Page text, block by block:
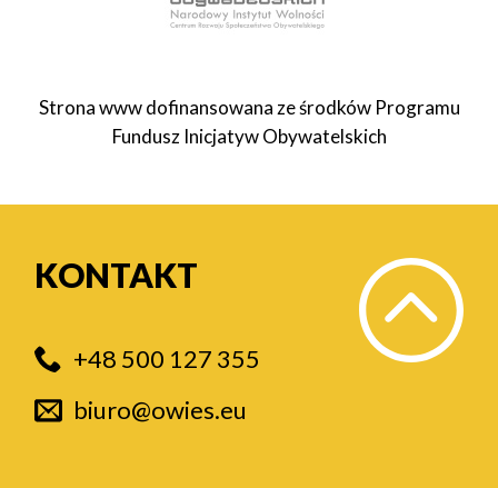
Strona www dofinansowana ze środków Programu
Fundusz Inicjatyw Obywatelskich
KONTAKT
+48 500 127 355
biuro@owies.eu